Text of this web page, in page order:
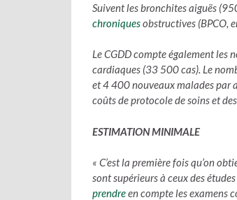
Suivent les bronchites aiguës
chroniquesobstructives (BPCO,
Le CGDD compte également les
cardiaques (33 500 cas). Le
et 4 400 nouveaux malades par
coûts de protocole de soins et
ESTIMATION MINIMALE
« C’est la première fois qu’on
sont supérieurs à ceux des
prendreen compte les examens